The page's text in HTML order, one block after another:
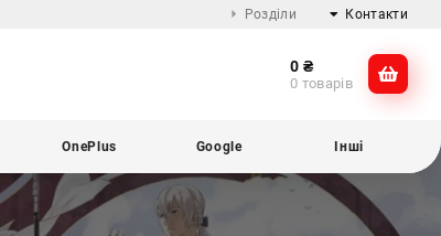
Розділи Контакти
@dikocase
0 ₴
0 товарів
OnePlus Google Інші